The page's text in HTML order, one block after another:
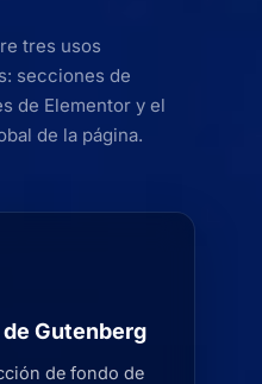
tres usos
secciones de
de Elementor y el
de la página.
Gutenberg
de fondo de